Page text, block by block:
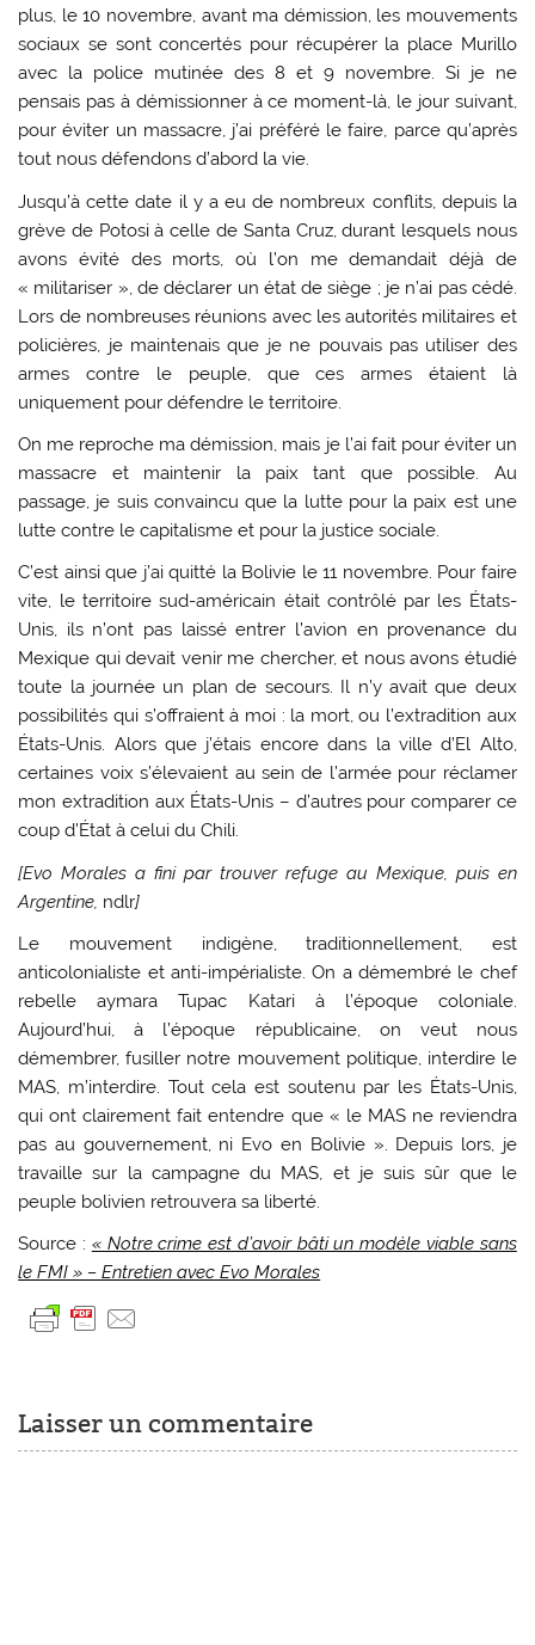
plus, le 10 novembre, avant ma démission, les mouvements
sociaux se sont concertés pour récupérer la place Murillo
avec la police mutinée des 8 et 9 novembre. Si je ne
pensais pas à démissionner à ce moment-là, le jour suivant,
pour éviter un massacre, j’ai préféré le faire, parce qu’après
tout nous défendons d’abord la vie.
Jusqu’à cette date il y a eu de nombreux conflits, depuis la
grève de Potosi à celle de Santa Cruz, durant lesquels nous
avons évité des morts, où l’on me demandait déjà de
« militariser », de déclarer un état de siège ; je n’ai pas cédé.
Lors de nombreuses réunions avec les autorités militaires et
policières, je maintenais que je ne pouvais pas utiliser des
armes contre le peuple, que ces armes étaient là
uniquement pour défendre le territoire.
On me reproche ma démission, mais je l’ai fait pour éviter un
massacre et maintenir la paix tant que possible. Au
passage, je suis convaincu que la lutte pour la paix est une
lutte contre le capitalisme et pour la justice sociale.
C’est ainsi que j’ai quitté la Bolivie le 11 novembre. Pour faire
vite, le territoire sud-américain était contrôlé par les États-
Unis, ils n’ont pas laissé entrer l’avion en provenance du
Mexique qui devait venir me chercher, et nous avons étudié
toute la journée un plan de secours. Il n’y avait que deux
possibilités qui s’offraient à moi : la mort, ou l’extradition aux
États-Unis. Alors que j’étais encore dans la ville d’El Alto,
certaines voix s’élevaient au sein de l’armée pour réclamer
mon extradition aux États-Unis – d’autres pour comparer ce
coup d’État à celui du Chili.
[Evo Morales a fini par trouver refuge au Mexique, puis en
Argentine, ndlr]
Le mouvement indigène, traditionnellement, est
anticolonialiste et anti-impérialiste. On a démembré le chef
rebelle aymara Tupac Katari à l’époque coloniale.
Aujourd’hui, à l’époque républicaine, on veut nous
démembrer, fusiller notre mouvement politique, interdire le
MAS, m’interdire. Tout cela est soutenu par les États-Unis,
qui ont clairement fait entendre que « le MAS ne reviendra
pas au gouvernement, ni Evo en Bolivie ». Depuis lors, je
travaille sur la campagne du MAS, et je suis sûr que le
peuple bolivien retrouvera sa liberté.
Source : « Notre crime est d’avoir bâti un modèle viable sans
le FMI » – Entretien avec Evo Morales
Laisser un commentaire